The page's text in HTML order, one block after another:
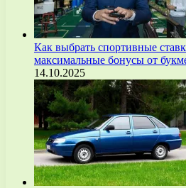
Как выбрать спортивные
максимальные бонусы от
14.10.2025